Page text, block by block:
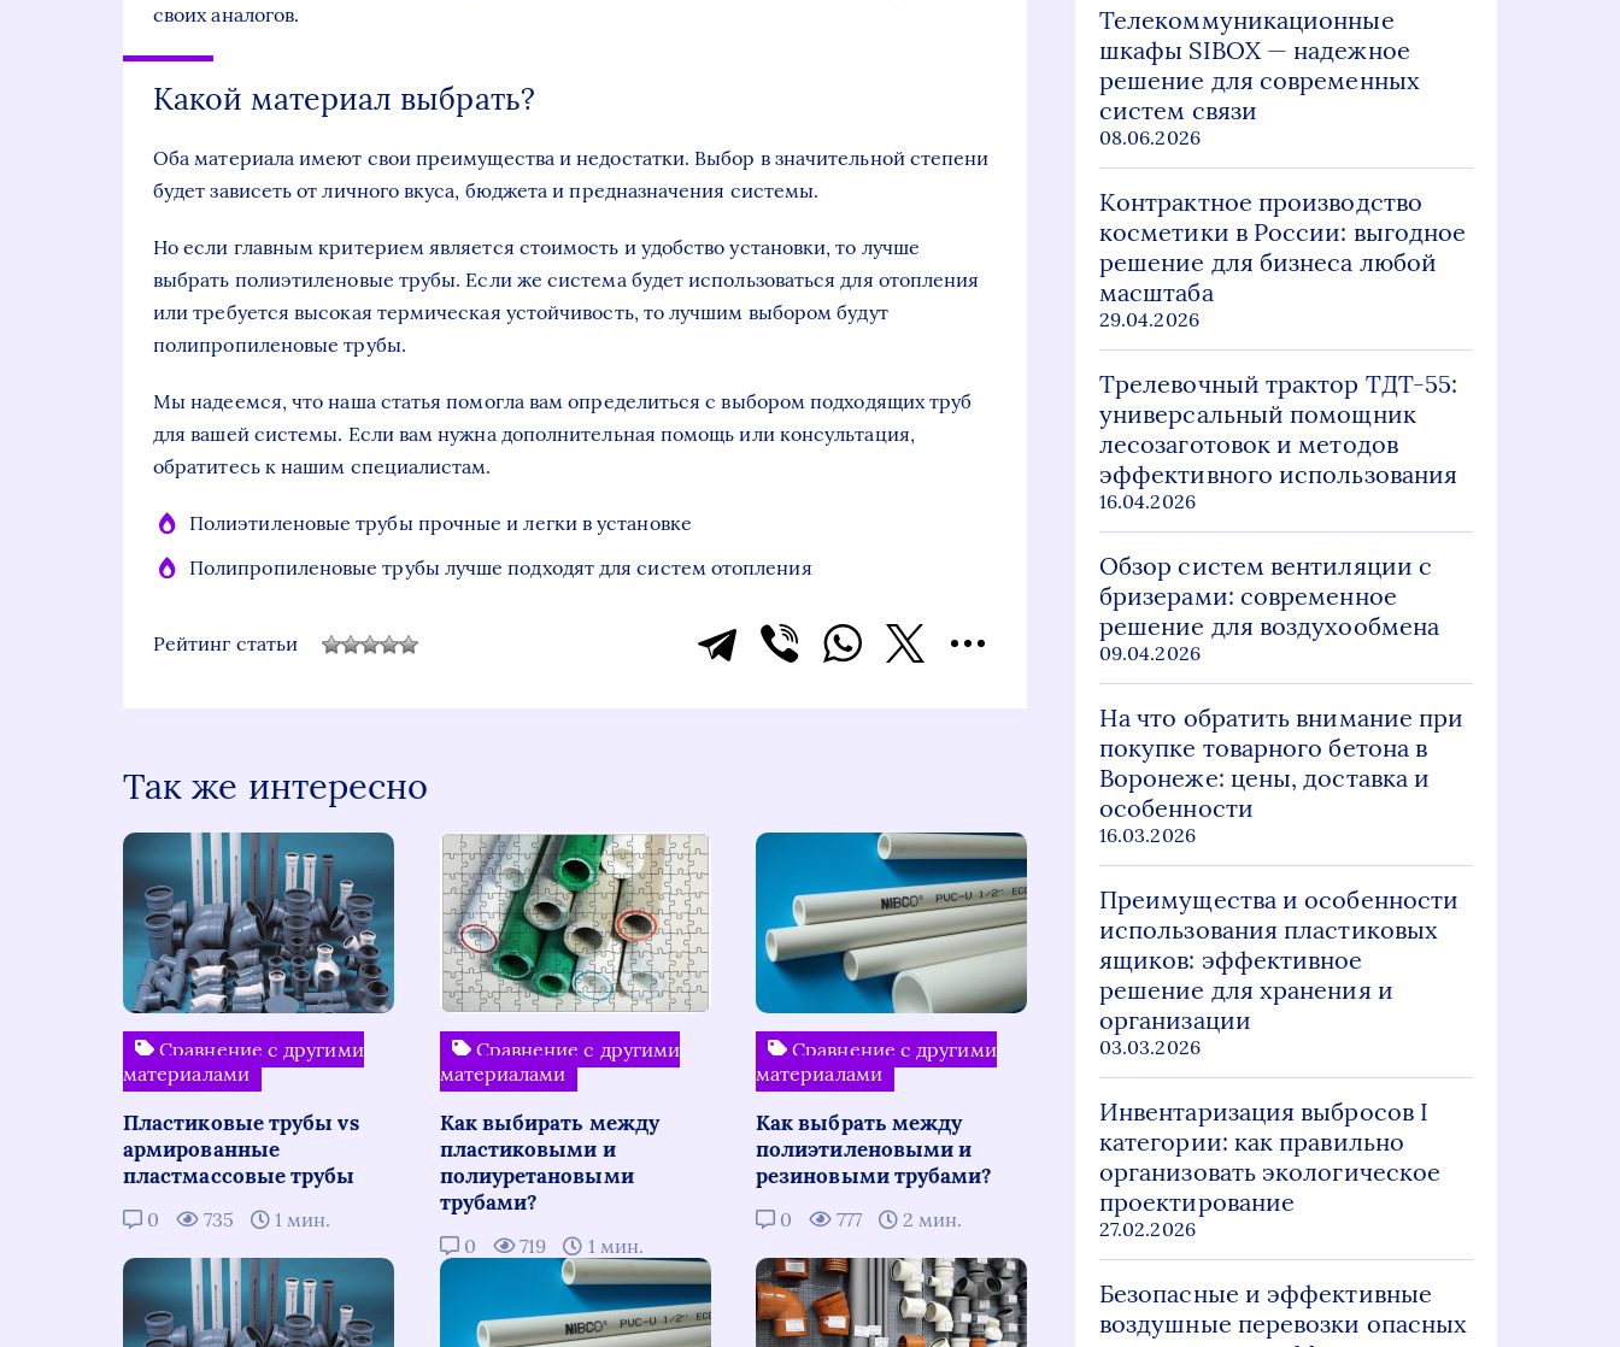
своих аналогов.
Какой материал выбрать?
Оба материала имеют свои преимущества и недостатки. Выбор в значительной степени
будет зависеть от личного вкуса, бюджета и предназначения системы.
Но если главным критерием является стоимость и удобство установки, то лучше
выбрать полиэтиленовые трубы. Если же система будет использоваться для отопления
или требуется высокая термическая устойчивость, то лучшим выбором будут
полипропиленовые трубы.
Мы надеемся, что наша статья помогла вам определиться с выбором подходящих труб
для вашей системы. Если вам нужна дополнительная помощь или консультация,
обратитесь к нашим специалистам.
Полиэтиленовые трубы прочные и легки в установке
Полипропиленовые трубы лучше подходят для систем отопления
Рейтинг статьи
Так же интересно
Сравнение с другими
материалами
Пластиковые трубы vs
армированные
пластмассовые трубы
0 735 1 мин.
Сравнение с другими
материалами
Как выбирать между
пластиковыми и
полиуретановыми
трубами?
0 719 1 мин.
Сравнение с другими
материалами
Как выбрать между
полиэтиленовыми и
резиновыми трубами?
0 777 2 мин.
Телекоммуникационные
шкафы SIBOX — надежное
решение для современных
систем связи
08.06.2026
Контрактное производство
косметики в России: выгодное
решение для бизнеса любой
масштаба
29.04.2026
Трелевочный трактор ТДТ-55:
универсальный помощник
лесозаготовок и методов
эффективного использования
16.04.2026
Обзор систем вентиляции с
бризерами: современное
решение для воздухообмена
09.04.2026
На что обратить внимание при
покупке товарного бетона в
Воронеже: цены, доставка и
особенности
16.03.2026
Преимущества и особенности
использования пластиковых
ящиков: эффективное
решение для хранения и
организации
03.03.2026
Инвентаризация выбросов I
категории: как правильно
организовать экологическое
проектирование
27.02.2026
Безопасные и эффективные
воздушные перевозки опасных